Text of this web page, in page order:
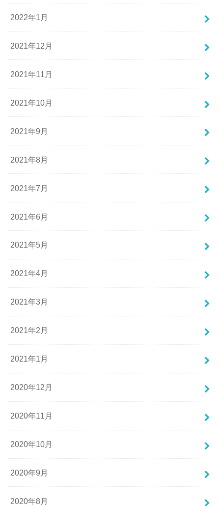
2022年1月
2021年12月
2021年11月
2021年10月
2021年9月
2021年8月
2021年7月
2021年6月
2021年5月
2021年4月
2021年3月
2021年2月
2021年1月
2020年12月
2020年11月
2020年10月
2020年9月
2020年8月